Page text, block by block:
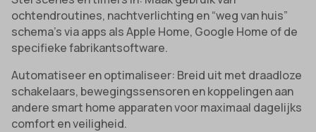
ochtendroutines, nachtverlichting en “weg van huis”
schema’s via apps als Apple Home, Google Home of de
specifieke fabrikantsoftware.
Automatiseer en optimaliseer: Breid uit met draadloze
schakelaars, bewegingssensoren en koppelingen aan
andere smart home apparaten voor maximaal dagelijks
comfort en veiligheid.